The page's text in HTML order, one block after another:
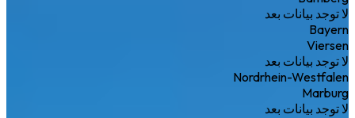
لا توجد بيانات بعد
Bayern
Viersen
لا توجد بيانات بعد
Nordrhein-Westfalen
Marburg
لا توجد بيانات بعد